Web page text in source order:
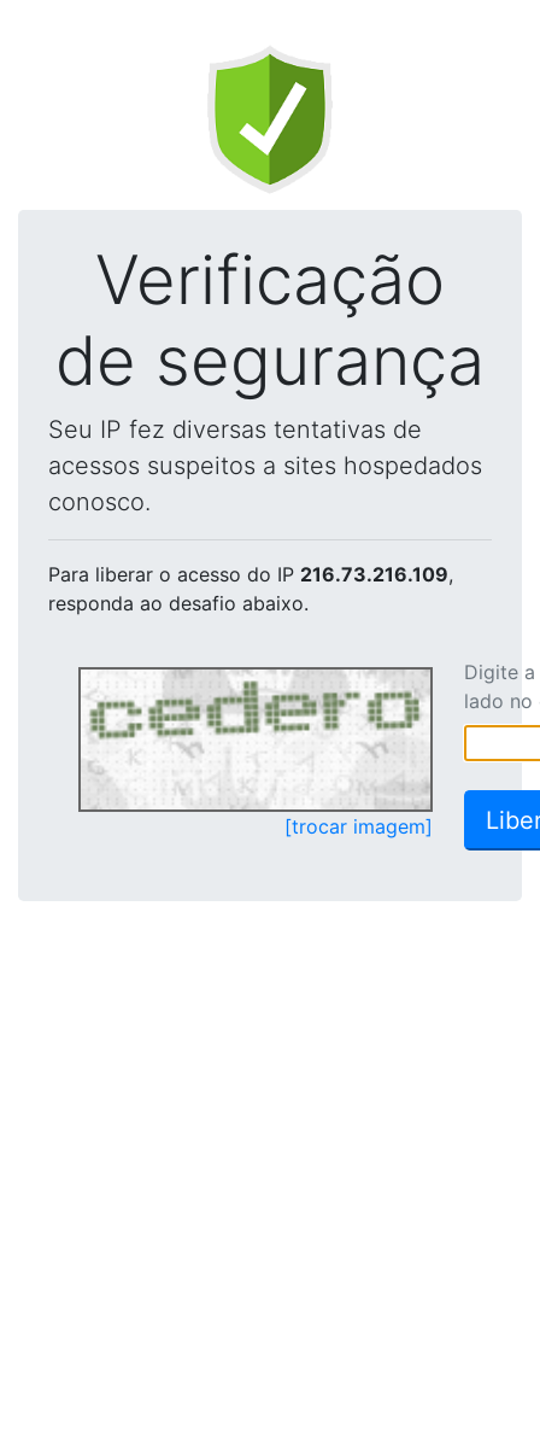
Verificação
de segurança
Seu IP fez diversas tentativas de
acessos suspeitos a sites hospedados
conosco.
Para liberar o acesso do IP 216.73.216.109,
responda ao desafio abaixo.
[trocar imagem]
Digite
lado no